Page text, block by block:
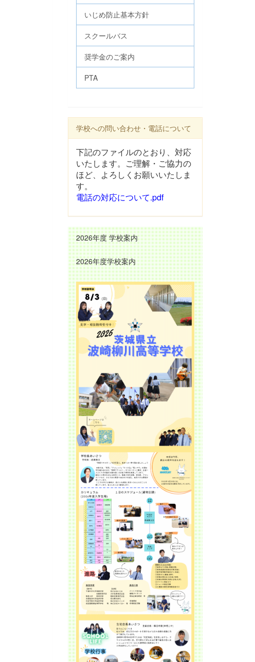
いじめ防止基本方針
スクールバス
奨学金のご案内
PTA
学校への問い合わせ・電話について
下記のファイルのとおり、対応
いたします。ご理解・ご協力の
ほど、よろしくお願いいたしま
す。
電話の対応について.pdf
2026年度 学校案内
2026年度学校案内